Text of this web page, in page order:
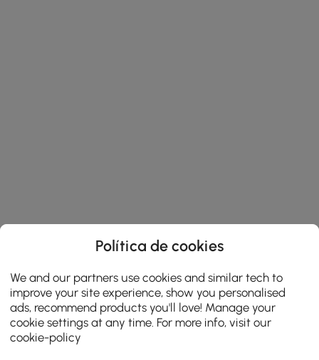
Política de cookies
We and our partners use cookies and similar tech to
improve your site experience, show you personalised
ads, recommend products you'll love! Manage your
cookie settings at any time. For more info, visit our
cookie-policy